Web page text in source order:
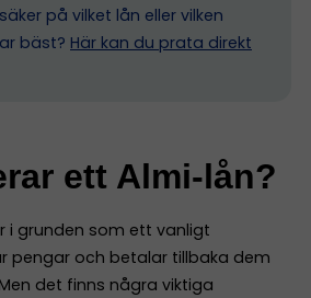
på vilket lån eller vilken
bäst? Här kan du prata direkt
ett Almi-lån?
i grunden som ett vanligt
pengar och betalar tillbaka dem
det finns några viktiga